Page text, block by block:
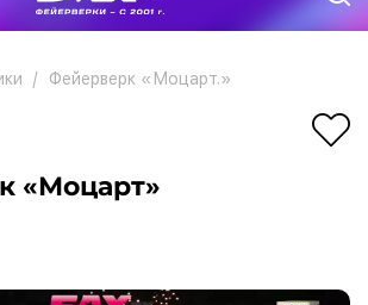
Фейерверк «Моцарт.»
«Моцарт»